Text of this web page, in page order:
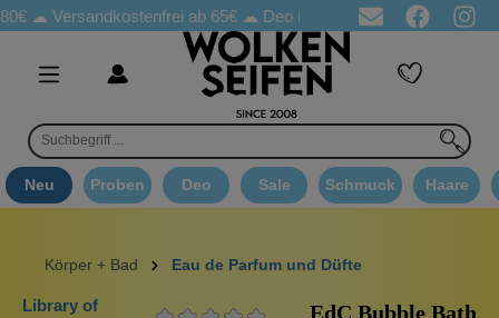
☁Versandkostenfrei ab 65€ ☁ Deo Proben in jeder Bestellung
Neu Proben Deo Sale Schmuck Haare
Körper + Bad Eau de Parfum und Düfte
Library of
EdC Bubble Bath